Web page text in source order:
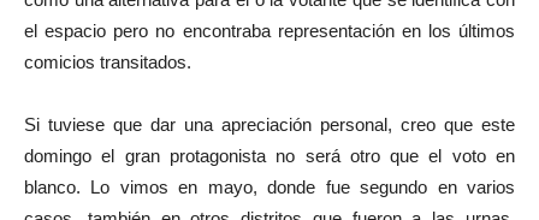
el espacio pero no encontraba representación en los últimos
comicios transitados.
Si tuviese que dar una apreciación personal, creo que este
domingo el gran protagonista no será otro que el voto en
blanco. Lo vimos en mayo, donde fue segundo en varios